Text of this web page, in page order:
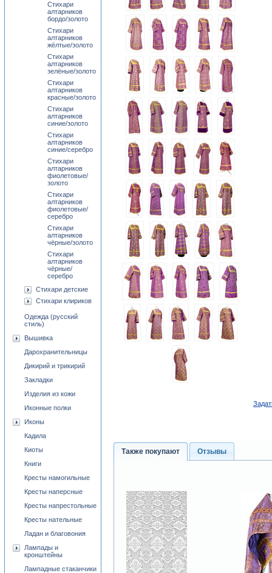
Также покупают Отзывы
Стихари
алтарников
бордо/золото
Стихари
алтарников
жёлтые/золото
Стихари
алтарников
зелёные/золото
Стихари
алтарников
красные/золото
Стихари
алтарников
синие/золото
Стихари
алтарников
синие/серебро
Стихари
алтарников
фиолетовые/
золото
Стихари
алтарников
фиолетовые/
серебро
Стихари
алтарников
чёрные/золото
Стихари
алтарников
чёрные/
серебро
Стихари детские
Стихари клириков
Одежда (русский
стиль)
Вышивка
Дарохранительницы
Дикирий и трикирий
Закладки
Изделия из кожи
Иконные полки
Иконы
Кадила
Киоты
Книги
Кресты намогильные
Кресты наперсные
Кресты напрестольные
Кресты нательные
Ладан и благовония
Лампады и
кронштейны
Лампадные стаканчики